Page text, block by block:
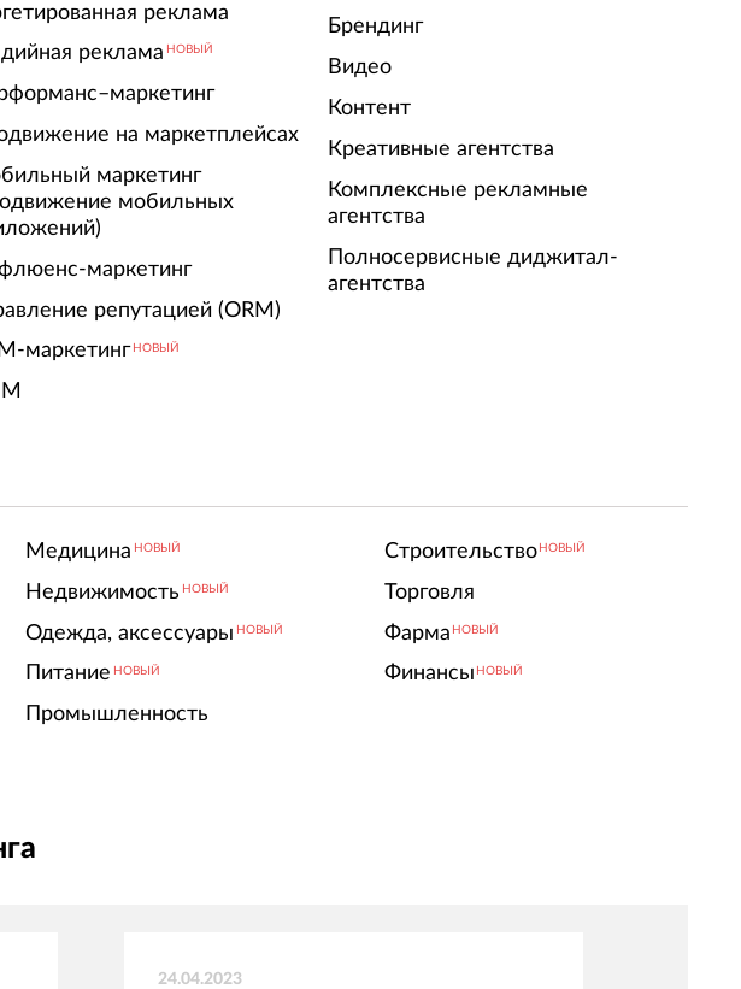
реклама
реклама НОВЫЙ
на маркетплейсах
маркетинг
мобильных
маркетинг
репутацией (ORM)
маркетинг НОВЫЙ
Брендинг
Видео
Контент
Креативные агентства
Комплексные рекламные
агентства
Полносервисные диджитал-
агентства
Медицина НОВЫЙ
Недвижимость НОВЫЙ
Одежда, аксессуары НОВЫЙ
Питание НОВЫЙ
Промышленность
Строительство НОВЫЙ
Торговля
Фарма НОВЫЙ
Финансы НОВЫЙ
24.04.2023